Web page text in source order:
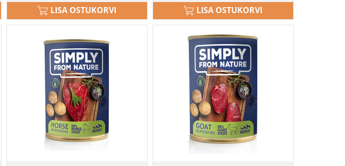
LISA OSTUKORVI LISA OSTUKORVI